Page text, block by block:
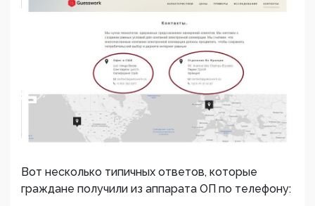
Вот несколько типичных ответов, которые
граждане получили из аппарата ОП по телефону: